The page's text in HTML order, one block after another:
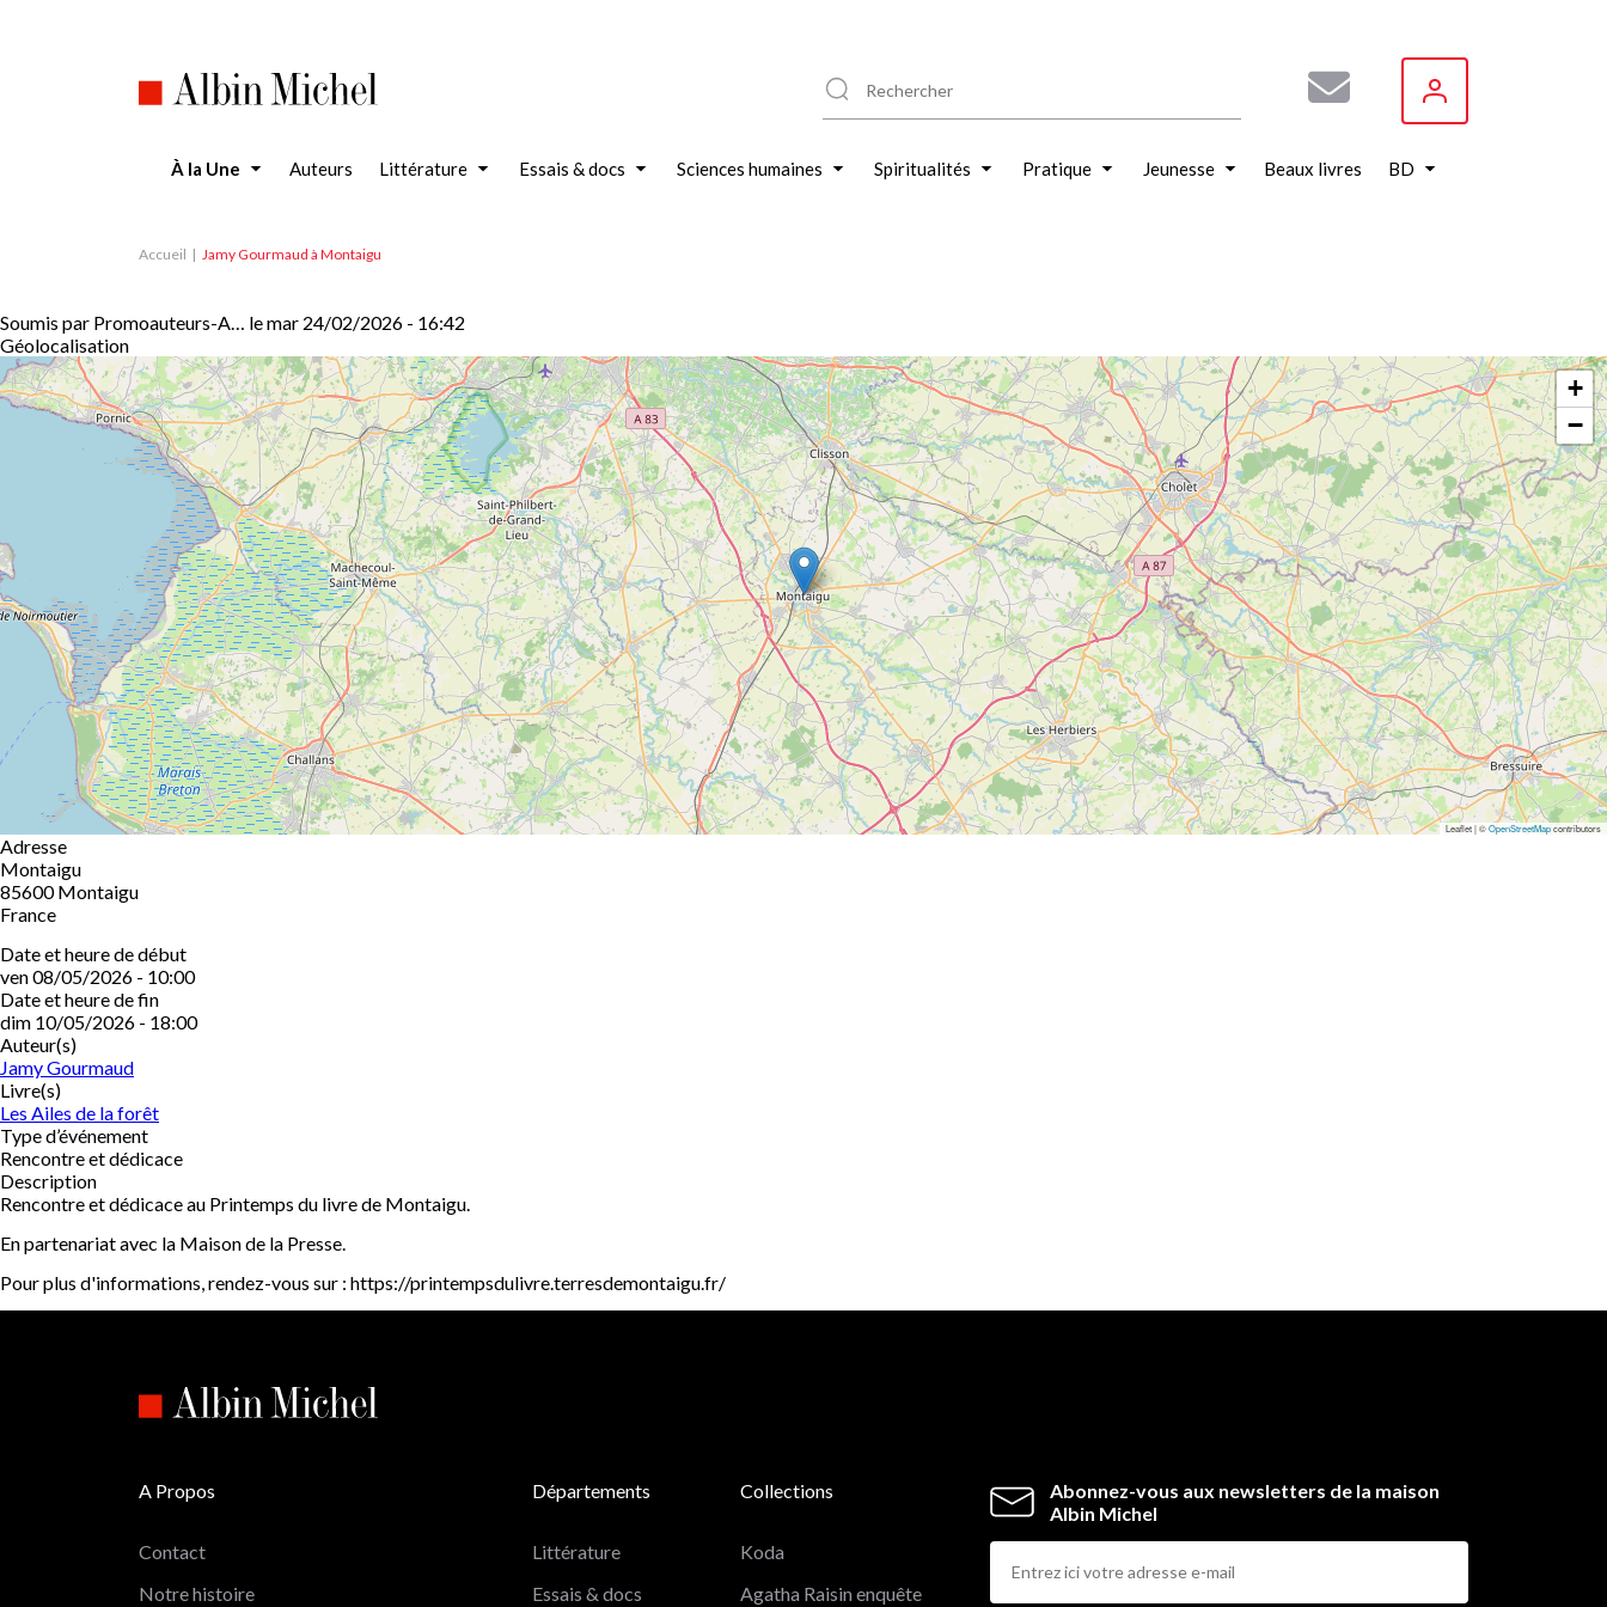
À la Une Auteurs Littérature Essais & docs Sciences humaines Spiritualités Pratique Jeunesse Beaux livres BD
Accueil Jamy Gourmaud à Montaigu
Soumis par Promoauteurs-A… lemar 24/02/2026 - 16:42
Géolocalisation
+
−
Leaflet | ©OpenStreetMapcontributors
Adresse
Montaigu
85600 Montaigu
France
Date et heure de début
ven 08/05/2026 - 10:00
Date et heure de fin
dim 10/05/2026 - 18:00
Auteur(s)
Jamy Gourmaud
Livre(s)
Les Ailes de la forêt
Type d’événement
Rencontre et dédicace
Description
Rencontre et dédicace au Printemps du livre de Montaigu.
En partenariat avec la Maison de la Presse.
Pour plus d'informations, rendez-vous sur : https://printempsdulivre.terresdemontaigu.fr/
Abonnez-vous aux newsletters de la maison
Albin Michel
A Propos
Contact
Notre histoire
Départements
Littérature
Essais & docs
Collections
Koda
Agatha Raisin enquête